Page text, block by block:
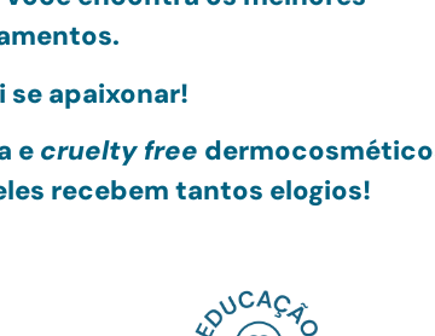
se apaixonar!
e cruelty free
recebem tantos elogios!